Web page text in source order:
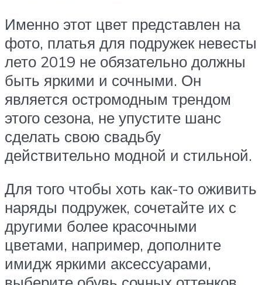
Именно этот цвет представлен на
фото, платья для подружек невесты
лето 2019 не обязательно должны
быть яркими и сочными. Он
является остромодным трендом
этого сезона, не упустите шанс
сделать свою свадьбу
действительно модной и стильной.
Для того чтобы хоть как-то оживить
наряды подружек, сочетайте их с
другими более красочными
цветами, например, дополните
имидж яркими аксессуарами,